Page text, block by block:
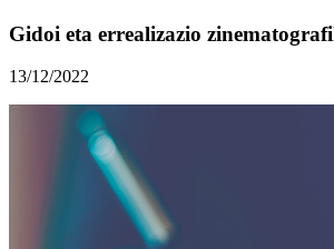
Gidoi eta errealizazio
13/12/2022